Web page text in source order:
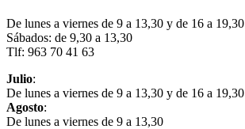
De lunes a viernes de 9 a 13,30 y de 16 a 19,30
Sábados: de 9,30 a 13,30
Tlf: 963 70 41 63
Julio:
De lunes a viernes de 9 a 13,30 y de 16 a 19,30
Agosto:
De lunes a viernes de 9 a 13,30